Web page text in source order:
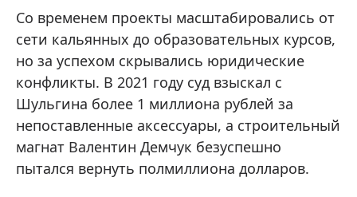
Со временем проекты масштабировались от
сети кальянных до образовательных курсов,
но за успехом скрывались юридические
конфликты. В 2021 году суд взыскал с
Шульгина более 1 миллиона рублей за
непоставленные аксессуары, а строительный
магнат Валентин Демчук безуспешно
пытался вернуть полмиллиона долларов.